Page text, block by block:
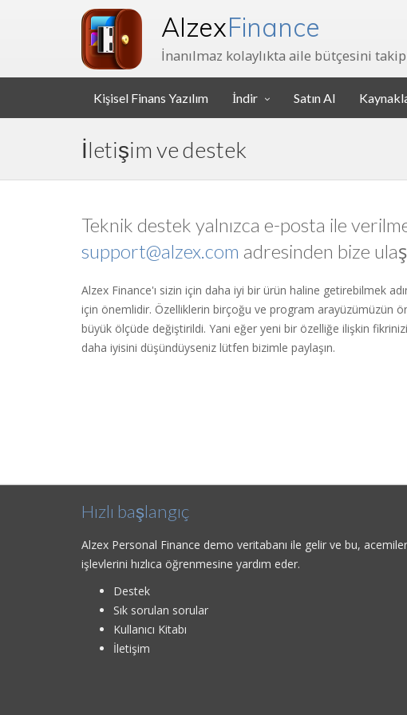
AlzexFinance
İnanılmaz kolaylıkta aile bütçesini
Kişisel Finans Yazılım İndir Satın Al
İletişim ve destek
Teknik destek yalnızca e-posta ile
support@alzex.com adresinden bize
Alzex Finance'ı sizin için daha iyi bir ürün haline getirebilmek
için önemlidir. Özelliklerin birçoğu ve program arayüzümüzün
büyük ölçüde değiştirildi. Yani eğer yeni bir özelliğe ilişkin
daha iyisini düşündüyseniz lütfen bizimle paylaşın.
Hızlı başlangıç
Alzex Personal Finance demo veritabanı ile gelir ve bu,
işlevlerini hızlıca öğrenmesine yardım eder.
Destek
Sık sorulan sorular
Kullanıcı Kitabı
İletişim